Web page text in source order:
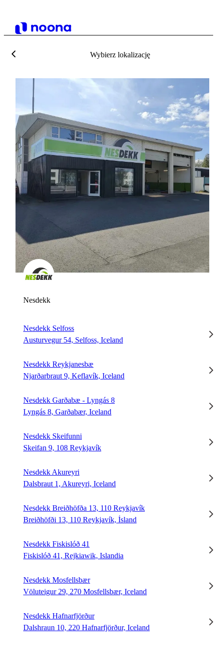
Wybierz lokalizację
Nesdekk
Nesdekk Selfoss
Austurvegur 54, Selfoss, Iceland
Nesdekk Reykjanesbæ
Njarðarbraut 9, Keflavík, Iceland
Nesdekk Garðabæ - Lyngás 8
Lyngás 8, Garðabær, Iceland
Nesdekk Skeifunni
Skeifan 9, 108 Reykjavík
Nesdekk Akureyri
Dalsbraut 1, Akureyri, Iceland
Nesdekk Breiðhöfða 13, 110 Reykjavík
Breiðhöfði 13, 110 Reykjavík, Ísland
Nesdekk Fiskislóð 41
Fiskislóð 41, Rejkiawik, Islandia
Nesdekk Mosfellsbær
Völuteigur 29, 270 Mosfellsbær, Iceland
Nesdekk Hafnarfjörður
Dalshraun 10, 220 Hafnarfjörður, Iceland